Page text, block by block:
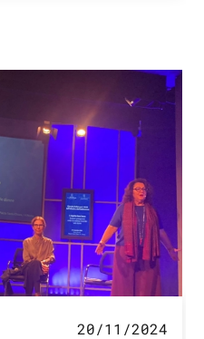
20/11/2024